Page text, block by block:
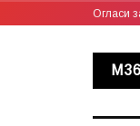
Огласи